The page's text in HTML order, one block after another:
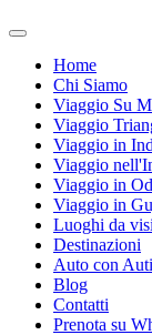
Home
Chi Siamo
Viaggio Su
Viaggio
Viaggio in
Viaggio
Viaggio in
Viaggio in
Luoghi da
Destinazioni
Auto con
Blog
Contatti
Prenota su